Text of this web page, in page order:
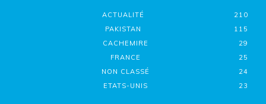
ACTUALITÉ
210
PAKISTAN
115
CACHEMIRE
29
FRANCE
25
NON CLASSÉ
24
ETATS-UNIS
23